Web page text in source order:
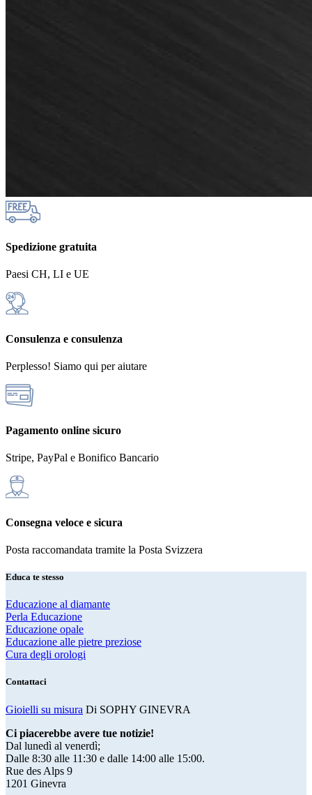
Spedizione gratuita
Paesi CH, LI e UE
Consulenza e consulenza
Perplesso! Siamo qui per aiutare
Pagamento online sicuro
Stripe, PayPal e Bonifico Bancario
Consegna veloce e sicura
Posta raccomandata tramite la Posta Svizzera
Educa te stesso
Educazione al diamante
Perla Educazione
Educazione opale
Educazione alle pietre preziose
Cura degli orologi
Contattaci
Gioielli su misura Di SOPHY GINEVRA
Ci piacerebbe avere tue notizie!
Dal lunedì al venerdì;
Dalle 8:30 alle 11:30 e dalle 14:00 alle 15:00.
Rue des Alps 9
1201 Ginevra